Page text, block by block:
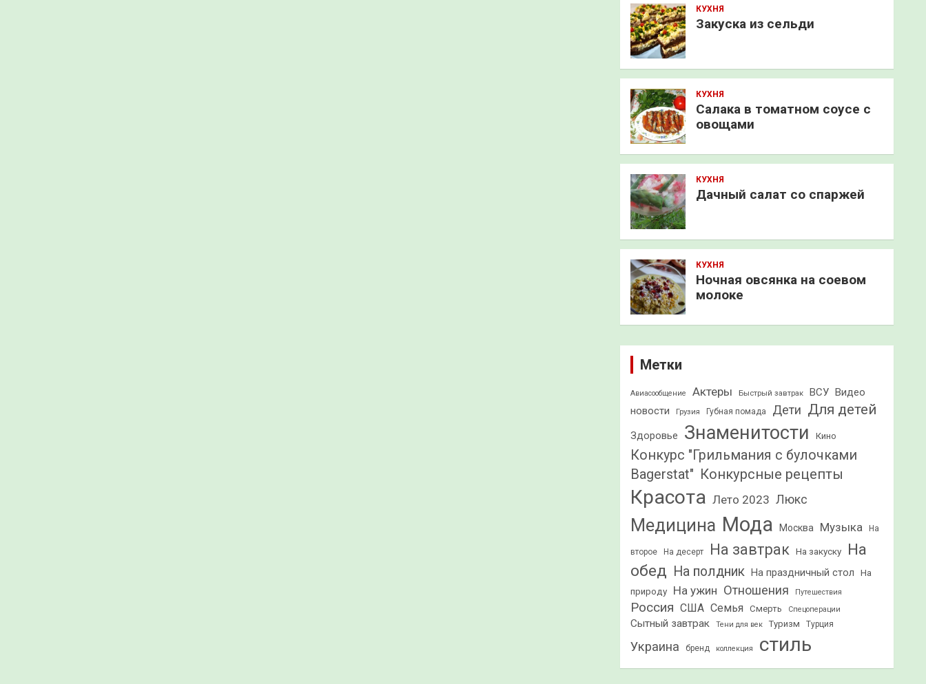
КУХНЯ
Закуска из сельди
КУХНЯ
Салака в томатном соусе с
овощами
КУХНЯ
Дачный салат со спаржей
КУХНЯ
Ночная овсянка на соевом
молоке
Метки
Авиасообщение Актеры Быстрый завтрак ВСУ Видео
новости
Грузия Губная помада Дети Для детей
Здоровье Знаменитости Кино
Конкурс "Грильмания с булочками
Bagerstat" Конкурсные рецепты
Красота Лето 2023 Люкс
Медицина Мода Москва Музыка На
второе На десерт На завтрак На закуску
На
обед На полдник На праздничный стол
На
природу
На ужин Отношения Путешествия
Россия США Семья Смерть Спецоперации
Сытный завтрак Тени для век Туризм Турция
Украина бренд коллекция стиль